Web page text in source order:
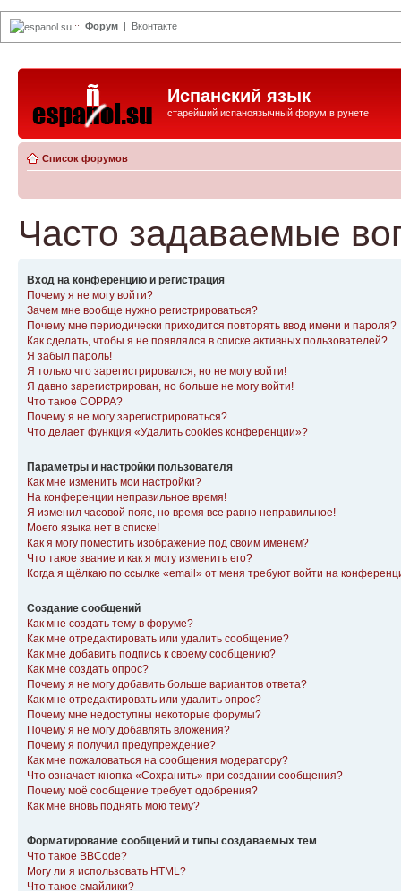
espanol.su :: Форум | Вконтакте
Испанский язык
старейший испаноязычный форум в рунете
Список форумов
Часто задаваемые
Вход на конференцию и регистрация
Почему я не могу войти?
Зачем мне вообще нужно регистрироваться?
Почему мне периодически приходится повторять ввод имени и пароля?
Как сделать, чтобы я не появлялся в списке активных пользователей?
Я забыл пароль!
Я только что зарегистрировался, но не могу войти!
Я давно зарегистрирован, но больше не могу войти!
Что такое COPPA?
Почему я не могу зарегистрироваться?
Что делает функция «Удалить cookies конференции»?
Параметры и настройки пользователя
Как мне изменить мои настройки?
На конференции неправильное время!
Я изменил часовой пояс, но время все равно неправильное!
Моего языка нет в списке!
Как я могу поместить изображение под своим именем?
Что такое звание и как я могу изменить его?
Когда я щёлкаю по ссылке «email» от меня требуют войти на
Создание сообщений
Как мне создать тему в форуме?
Как мне отредактировать или удалить сообщение?
Как мне добавить подпись к своему сообщению?
Как мне создать опрос?
Почему я не могу добавить больше вариантов ответа?
Как мне отредактировать или удалить опрос?
Почему мне недоступны некоторые форумы?
Почему я не могу добавлять вложения?
Почему я получил предупреждение?
Как мне пожаловаться на сообщения модератору?
Что означает кнопка «Сохранить» при создании сообщения?
Почему моё сообщение требует одобрения?
Как мне вновь поднять мою тему?
Форматирование сообщений и типы создаваемых тем
Что такое BBCode?
Могу ли я использовать HTML?
Что такое смайлики?